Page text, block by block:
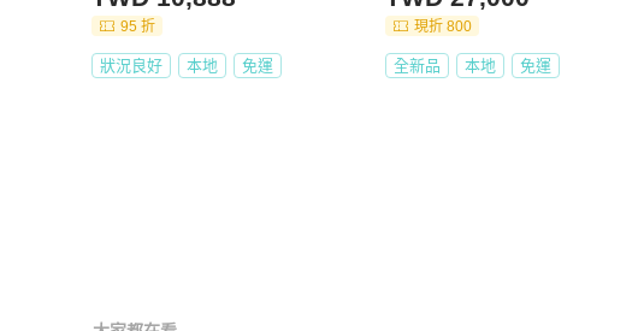
95 折
狀況良好 本地 免運
現折 800
全新品 本地 免運